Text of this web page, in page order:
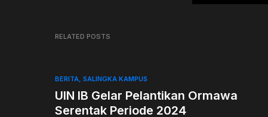
RELATED POSTS
BERITA SALINGKA KAMPUS
UIN IB Gelar Pelantikan Ormawa
Serentak Periode 2024